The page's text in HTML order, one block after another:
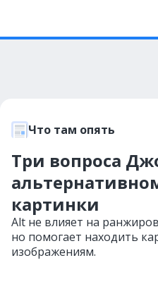
Что там опять
Три вопроса
картинки
Alt не влияет на
но помогает находить
изображениям.